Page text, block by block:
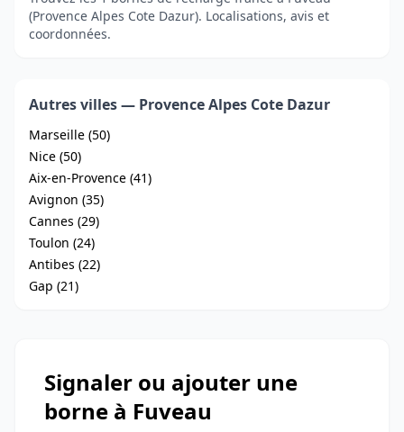
(Provence Alpes Cote Dazur). Localisations, avis et
coordonnées.
Autres villes — Provence Alpes Cote Dazur
Marseille (50)
Nice (50)
Aix-en-Provence (41)
Avignon (35)
Cannes (29)
Toulon (24)
Antibes (22)
Gap (21)
Signaler ou ajouter une
borne à Fuveau